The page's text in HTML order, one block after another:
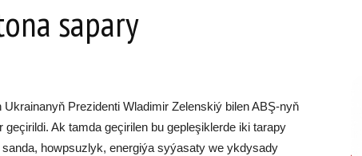
sapary
Prezidenti Wladimir Zelenskiý bilen ABŞ-nyň
Ak tamda geçirilen bu gepleşiklerde iki tarapy
howpsuzlyk, energiýa syýasaty we ykdysady